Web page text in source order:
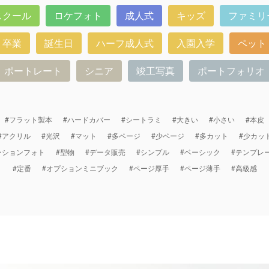
クール
ロケフォト 成人式 キッズ
ファミ
卒業
誕生日 ハーフ成人式 入園入学
ペット
ポートレート
シニア 竣工写真 ポートフォリオ
#フラット製本 #ハードカバー #シートラミ #大きい #小さい
#本皮
アクリル
#光沢 #マット #多ページ #少ページ #多カット
#少カッ
ョンフォト
#型物 #データ販売 #シンプル #ベーシック
#テンプレ
#定番
#オプションミニブック #ページ厚手 #ページ薄手 #高級感